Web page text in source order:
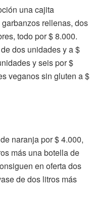
una cajita
rellenas, dos
todo por $ 8.000.
dos unidades y a $
y seis por $
veganos sin gluten a $
naranja por $ 4.000,
más una botella de
en oferta dos
de dos litros más